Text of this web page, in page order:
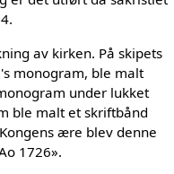
av kirken. På skipets
monogram, ble malt
under lukket
ble malt et skriftbånd
ære blev denne
1726».